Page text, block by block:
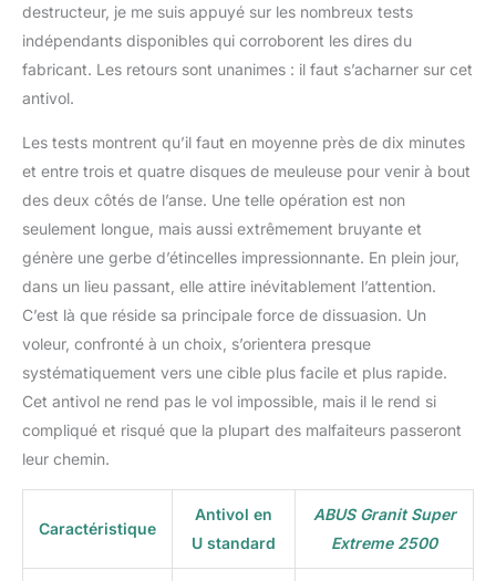
destructeur, je me suis appuyé sur les nombreux tests
indépendants disponibles qui corroborent les dires du
fabricant. Les retours sont unanimes : il faut s’acharner sur cet
antivol.
Les tests montrent qu’il faut en moyenne près de dix minutes
et entre trois et quatre disques de meuleuse pour venir à bout
des deux côtés de l’anse. Une telle opération est non
seulement longue, mais aussi extrêmement bruyante et
génère une gerbe d’étincelles impressionnante. En plein jour,
dans un lieu passant, elle attire inévitablement l’attention.
C’est là que réside sa principale force de dissuasion. Un
voleur, confronté à un choix, s’orientera presque
systématiquement vers une cible plus facile et plus rapide.
Cet antivol ne rend pas le vol impossible, mais il le rend si
compliqué et risqué que la plupart des malfaiteurs passeront
leur chemin.
Caractéristique
Antivol en
U standard
ABUS Granit Super
Extreme 2500